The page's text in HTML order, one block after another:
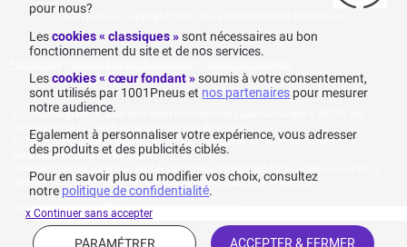
1001pneus - Copyright 2026 - Tous droits réservés 1001Pneus
Livraison gratuite : pour tout achat d'un montant supérieur ou égal à 70€ TTC (en-
dessous de 70€ TTC, les frais de livraison sont de 7,90€ TTC).
Tarif catalogue manufacturier en vigueur non remisé. Ne reflète pas le tarif
généralement constaté sur le site.
Agrégation des notes Avis Vérifiés constatées le 23/02/2026 basé sur 468 avis sur les 12
derniers mois et un total de 623 avis depuis le 03/06/2022 pour la Belgique.
* Voir conditions des offres commerciales en
pour nous?
Lescookies « classiques »sont nécessaires au bon
fonctionnement du site et de nos services.
Lescookies « cœur fondant » soumis à votre consentement,
sont utilisés par 1001Pneus et nos partenaires pour mesurer
notre audience.
Egalement à personnaliser votre expérience, vous adresser
des produits et des publicités ciblés.
Pour en savoir plus ou modifier vos choix, consultez
notre politique de confidentialité.
ACCEPTER & FERMER
PARAMÉTRER
x Continuer sans accepter